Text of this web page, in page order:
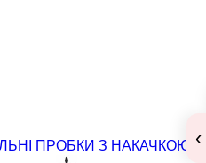
ПРОБКИ З НАКАЧКОЮ ‹